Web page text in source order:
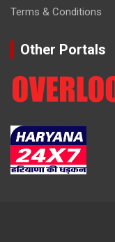
Terms & Conditions
Other Portals